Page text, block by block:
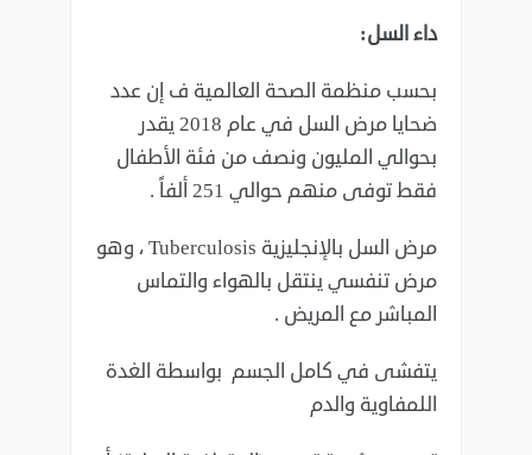
داء السل:‏
بحسب منظمة الصحة العالمية ف إن عدد
ضحايا مرض السل في عام 2018 يقدر
‏بحوالي المليون ونصف من فئة الأطفال
فقط توفى منهم حوالي 251 ألفاً .‏
مرض السل بالإنجليزية ‏Tuberculosis‏ ، وهو
مرض تنفسي ينتقل بالهواء والتماس
‏المباشر مع المريض .‏
يتفشى في كامل الجسم بواسطة الغدة
اللمفاوية والدم ‏